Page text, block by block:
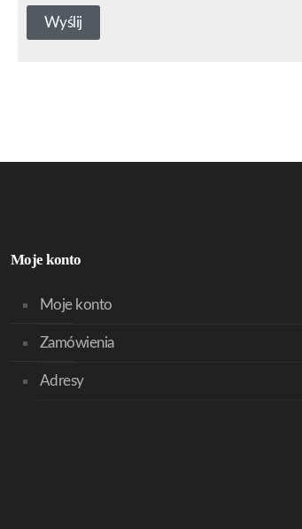
Moje konto
Moje konto
Zamówienia
Adresy